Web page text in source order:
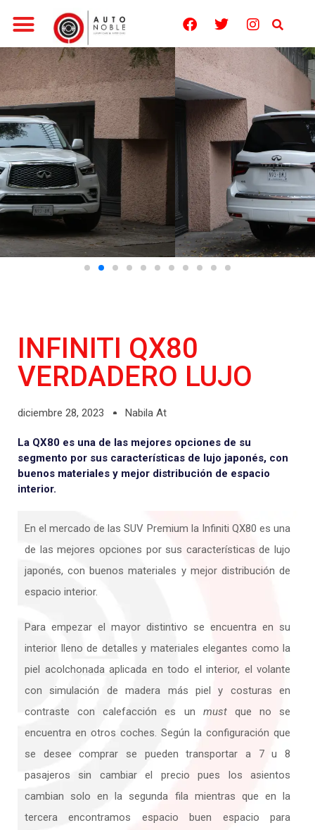
INFINITI QX80
VERDADERO LUJO
diciembre 28, 2023 Nabila At
La QX80 es una de las mejores opciones de su
segmento por sus características de lujo japonés, con
buenos materiales y mejor distribución de espacio
interior.
En el mercado de las SUV Premium la Infiniti QX80 es una
de las mejores opciones por sus características de lujo
japonés, con buenos materiales y mejor distribución de
espacio interior.
Para empezar el mayor distintivo se encuentra en su
interior lleno de detalles y materiales elegantes como la
piel acolchonada aplicada en todo el interior, el volante
con simulación de madera más piel y costuras en
contraste con calefacción es un mustque no se
encuentra en otros coches. Según la configuración que
se desee comprar se pueden transportar a 7 u 8
pasajeros sin cambiar el precio pues los asientos
cambian solo en la segunda fila mientras que en la
tercera encontramos espacio buen espacio para